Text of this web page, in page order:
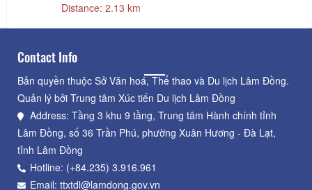
Distance: 2.13 km
Contact Info
Bản quyền thuộc Sở Văn hoá, Thể thao và Du lịch Lâm Đồng.
Quản lý bởi Trung tâm Xúc tiến Du lịch Lâm Đồng
Address: Tầng 3 khu 9 tầng, Trung tâm Hành chính tỉnh
Lâm Đồng, số 36 Trần Phú, phường Xuân Hương - Đà Lạt,
tỉnh Lâm Đồng
Hotline: (+84.235) 3.916.961
Email: ttxtdl@lamdong.gov.vn